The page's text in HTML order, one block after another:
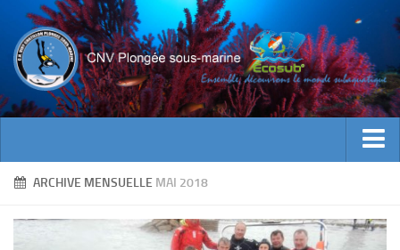
ACTUALITES
ARCHIVE MENSUELLE MAI 2018